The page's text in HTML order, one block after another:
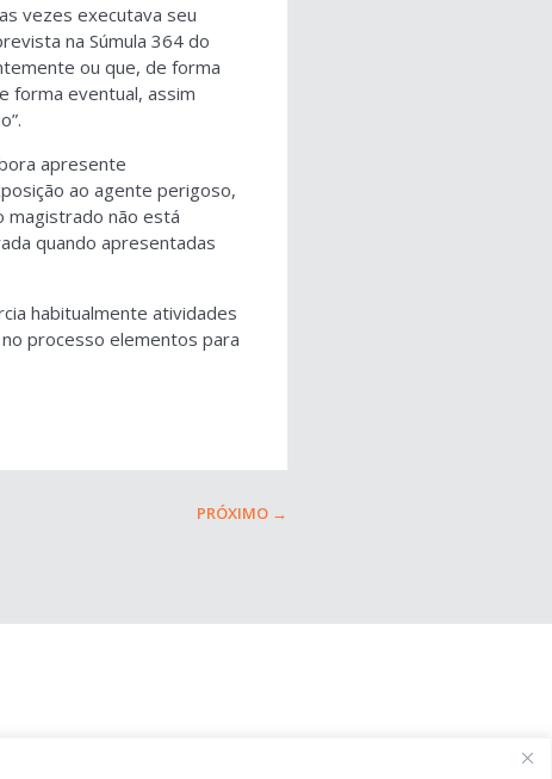
vezes executava seu
na Súmula 364 do
ou que, de forma
forma eventual, assim
apresente
ao agente perigoso,
magistrado não está
quando apresentadas
habitualmente atividades
processo elementos para
PRÓXIMO →